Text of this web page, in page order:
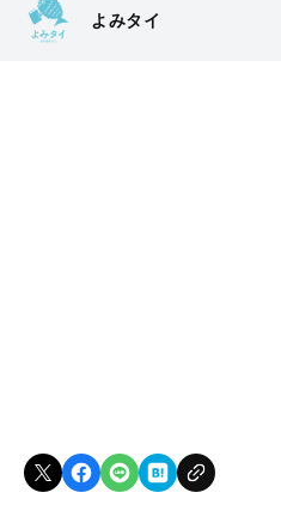
よみタイ